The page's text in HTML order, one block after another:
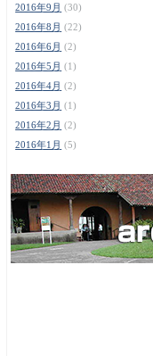
2016年9月 (30)
2016年8月 (22)
2016年6月 (2)
2016年5月 (1)
2016年4月 (2)
2016年3月 (1)
2016年2月 (2)
2016年1月 (5)